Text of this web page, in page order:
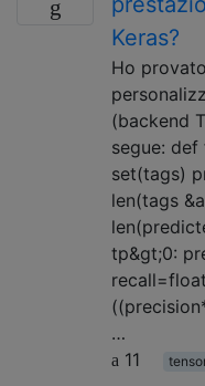
Keras?
Ho
(backend
segue:
set(tags)
len(tags
tp&gt;0:
…
11